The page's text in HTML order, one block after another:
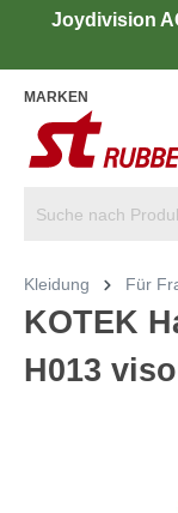
Joydivision
MARKEN
Kleidung Für
KOTEK
H013